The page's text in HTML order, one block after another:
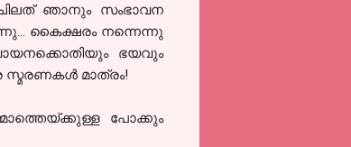
ചിലത് ഞാനും സംഭാവന
കൈക്ഷരം നന്നെന്നു
ഭയവും
മാത്രം!
പോക്കും